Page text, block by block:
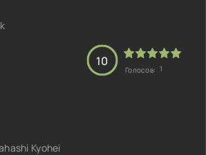
10
Голосов: 1
Kyohei